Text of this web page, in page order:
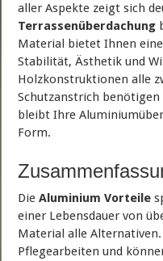
aller Aspekte zeigt sich
Terrassenüberdachung
Material bietet Ihnen
Stabilität, Ästhetik und
Holzkonstruktionen alle
Schutzanstrich
bleibt Ihre
Form.
DieAluminium Vorteile
einer Lebensdauer von
Material alle
Pflegearbeiten und